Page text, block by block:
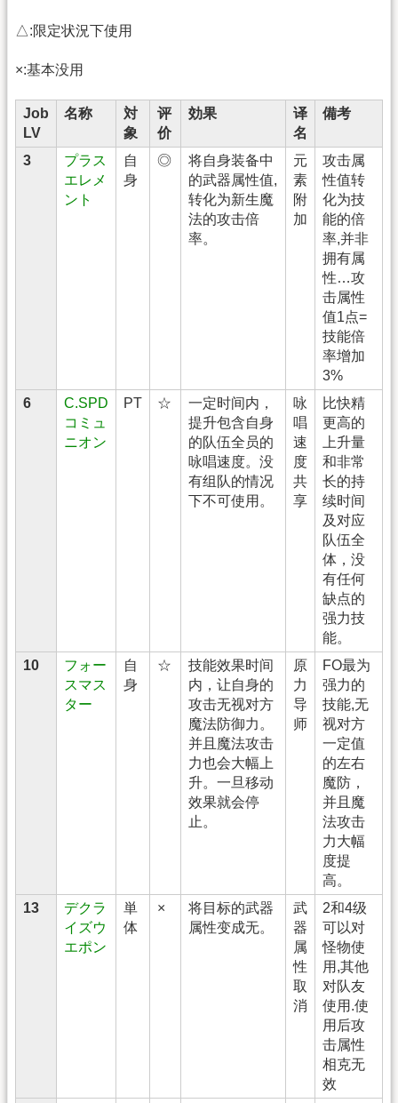
△:限定状況下使用
×:基本没用
Job
LV
名称
対
象
评
价
効果
译
名
備考
3
プラス
エレメ
ント
自
身
◎
将自身装备中
的武器属性值,
转化为新生魔
法的攻击倍
率。
元
素
附
加
攻击属
性值转
化为技
能的倍
率,并非
拥有属
性…攻
击属性
值1点=
技能倍
率增加
3%
6
C.SPD
コミュ
ニオン
PT ☆
一定时间内，
提升包含自身
的队伍全员的
咏唱速度。没
有组队的情况
下不可使用。
咏
唱
速
度
共
享
比快精
更高的
上升量
和非常
长的持
续时间
及对应
队伍全
体，没
有任何
缺点的
强力技
能。
10
フォー
スマス
ター
自
身
☆
技能效果时间
内，让自身的
攻击无视对方
魔法防御力。
并且魔法攻击
力也会大幅上
升。一旦移动
效果就会停
止。
原
力
导
师
FO最为
强力的
技能,无
视对方
一定值
的左右
魔防，
并且魔
法攻击
力大幅
度提
高。
13
デクラ
イズウ
エポン
単
体
×
将目标的武器
属性变成无。
武
器
属
性
取
消
2和4级
可以对
怪物使
用,其他
对队友
使用.使
用后攻
击属性
相克无
效